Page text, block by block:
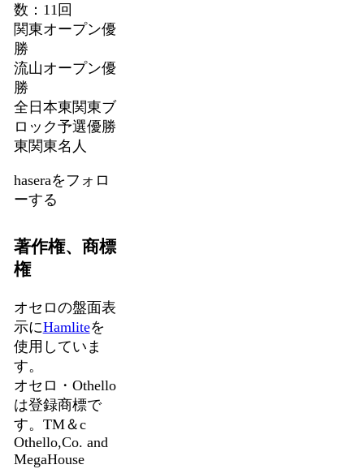
数：11回
関東オープン優
勝
流山オープン優
勝
全日本東関東ブ
ロック予選優勝
東関東名人
haseraをフォロ
ーする
著作権、商標
権
オセロの盤面表
示にHamliteを
使用していま
す。
オセロ・Othello
は登録商標で
す。TM＆c
Othello,Co. and
MegaHouse